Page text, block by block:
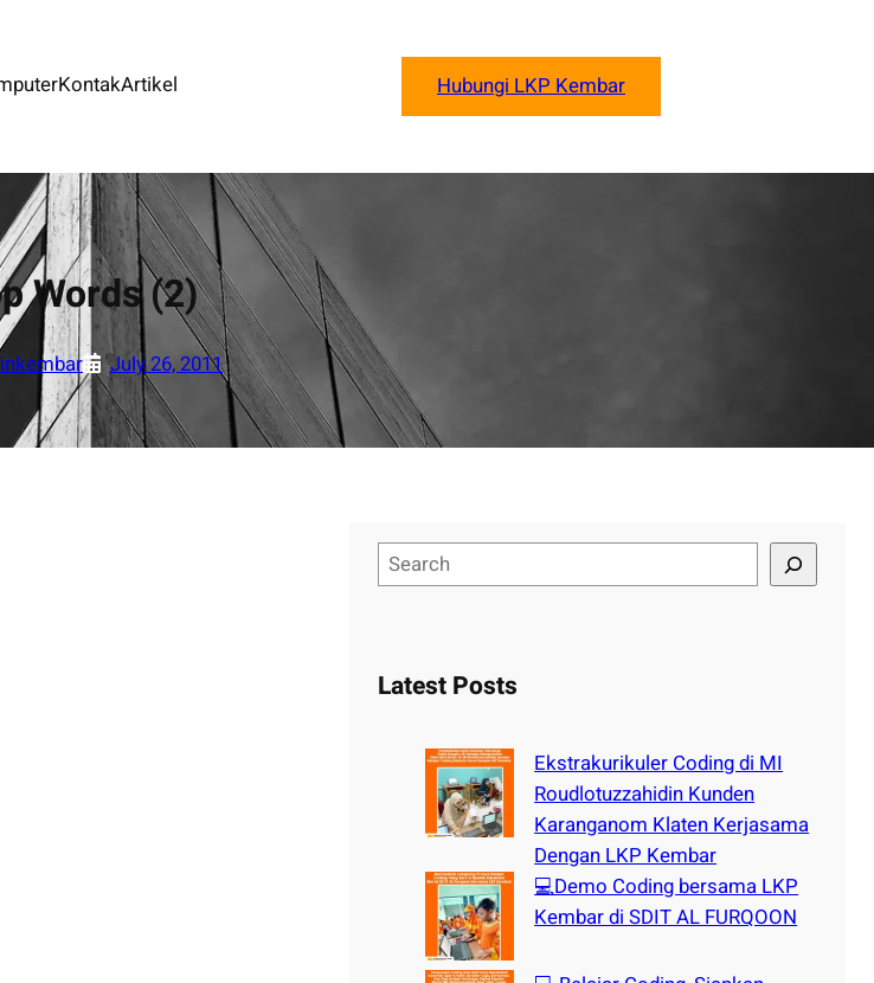
KontakArtikel Hubungi LKP Kembar
Words (2)
July 26, 2011
e
cLatest Posts
Ekstrakurikuler Coding di MI
Roudlotuzzahidin Kunden
Karanganom Klaten Kerjasama
Dengan LKP Kembar
💻Demo Coding bersama LKP
Kembar di SDIT AL FURQOON